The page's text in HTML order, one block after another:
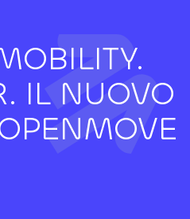
IL NUOVO